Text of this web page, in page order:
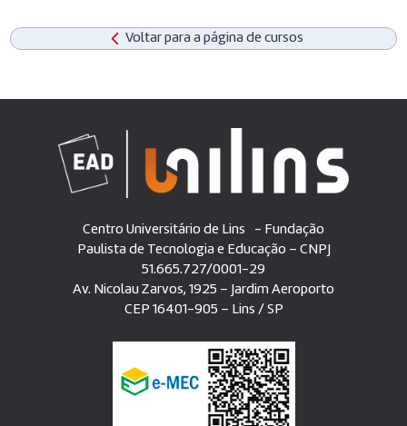
Voltar para a página de cursos
Centro Universitário de Lins - Fundação
Paulista de Tecnologia e Educação – CNPJ
51.665.727/0001-29
Av. Nicolau Zarvos, 1925 – Jardim Aeroporto
CEP 16401-905 – Lins / SP